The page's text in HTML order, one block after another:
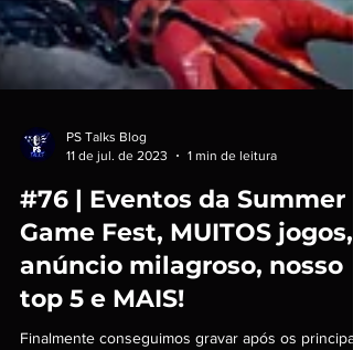
PS Talks Blog
11 de jul. de 2023
1 min de leitura
#76 | Eventos da Summer
Game Fest, MUITOS jogos,